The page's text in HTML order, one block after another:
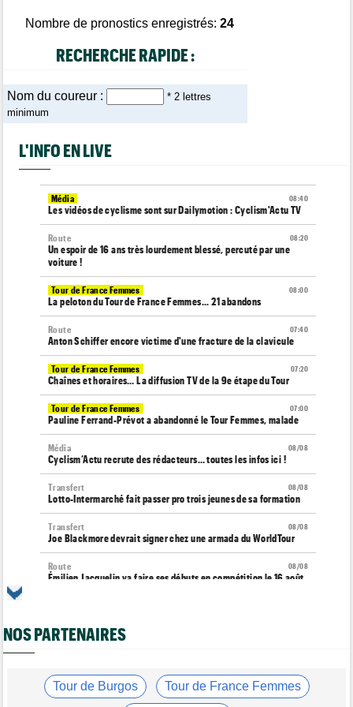
Nombre de pronostics enregistrés: 24
RECHERCHE RAPIDE :
Nom du coureur :
* 2 lettres
minimum
L'INFO EN LIVE
08:40
Média
Les vidéos de cyclisme sont sur Dailymotion : Cyclism'Actu TV
08:20
Route
Un espoir de 16 ans très lourdement blessé, percuté par une
voiture !
08:00
Tour de France Femmes
La peloton du Tour de France Femmes... 21 abandons
07:40
Route
Anton Schiffer encore victime d'une fracture de la clavicule
07:20
Tour de France Femmes
Chaînes et horaires… La diffusion TV de la 9e étape du Tour
07:00
Tour de France Femmes
Pauline Ferrand-Prévot a abandonné le Tour Femmes, malade
08/08
Média
Cyclism’Actu recrute des rédacteurs… toutes les infos ici !
08/08
Transfert
Lotto-Intermarché fait passer pro trois jeunes de sa formation
08/08
Transfert
Joe Blackmore devrait signer chez une armada du WorldTour
08/08
Route
Émilien Jacquelin va faire ses débuts en compétition le 16 août
La sélection française pour les Championnats du monde
Ventoux
NOS PARTENAIRES
Tour de Burgos Tour de France Femmes